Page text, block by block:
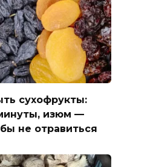
сухофрукты:
изюм —
не отравиться